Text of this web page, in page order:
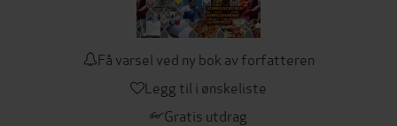
Få varsel ved ny bok av forfatteren
Legg til i ønskeliste
Gratis utdrag